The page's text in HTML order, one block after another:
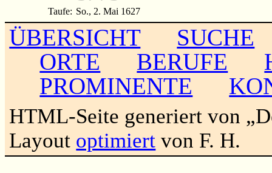
Taufe: So., 2. Mai 1627
ÜBERSICHT
SUCHE
ORTE
BERUFE
PROMINENTE
HTML-Seite generiert von
Layout optimiert von F. H.